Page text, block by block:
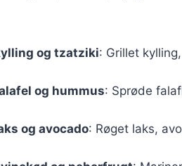
og tzatziki: Grillet
og hummus: Sprøde
og avocado: Røget laks,